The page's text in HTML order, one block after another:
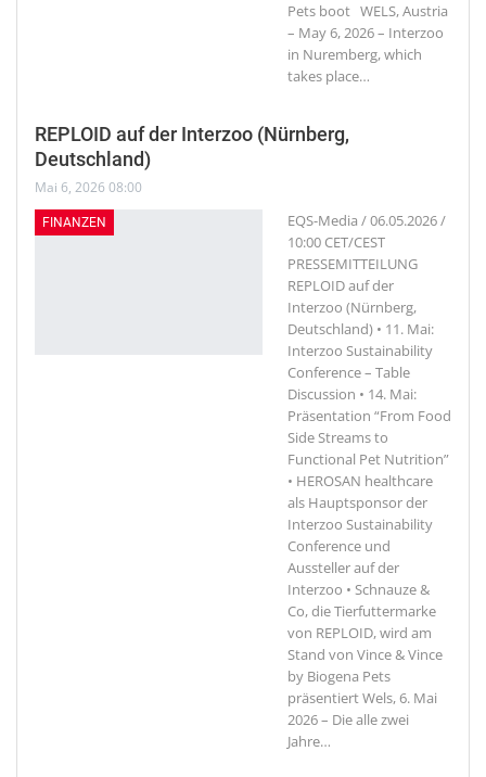
Pets boot WELS, Austria
– May 6, 2026 – Interzoo
in Nuremberg, which
takes place…
REPLOID auf der Interzoo (Nürnberg,
Deutschland)
Mai 6, 2026 08:00
FINANZEN
EQS-Media / 06.05.2026 /
10:00 CET/CEST
PRESSEMITTEILUNG
REPLOID auf der
Interzoo (Nürnberg,
Deutschland) • 11. Mai:
Interzoo Sustainability
Conference – Table
Discussion • 14. Mai:
Präsentation “From Food
Side Streams to
Functional Pet Nutrition”
• HEROSAN healthcare
als Hauptsponsor der
Interzoo Sustainability
Conference und
Aussteller auf der
Interzoo • Schnauze &
Co, die Tierfuttermarke
von REPLOID, wird am
Stand von Vince & Vince
by Biogena Pets
präsentiert Wels, 6. Mai
2026 – Die alle zwei
Jahre…